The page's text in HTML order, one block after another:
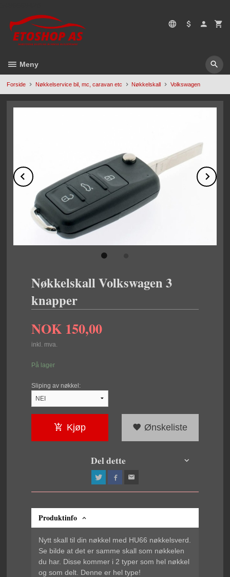
til
innholdet
Meny
Forside Nøkkelservice bil, mc, caravan etc Nøkkelskall Volkswagen
Prev
Nøkkelskall Volkswagen 3
knapper
NOK 150,00
inkl. mva.
På lager
Sliping av nøkkel:
Kjøp Ønskeliste
Del dette
Produktinfo
Nytt skall til din nøkkel med HU66 nøkkelsverd.
Se bilde at det er samme skall som nøkkelen
du har. Disse kommer i 2 typer som hel nøkkel
og som delt. Denne er hel type!